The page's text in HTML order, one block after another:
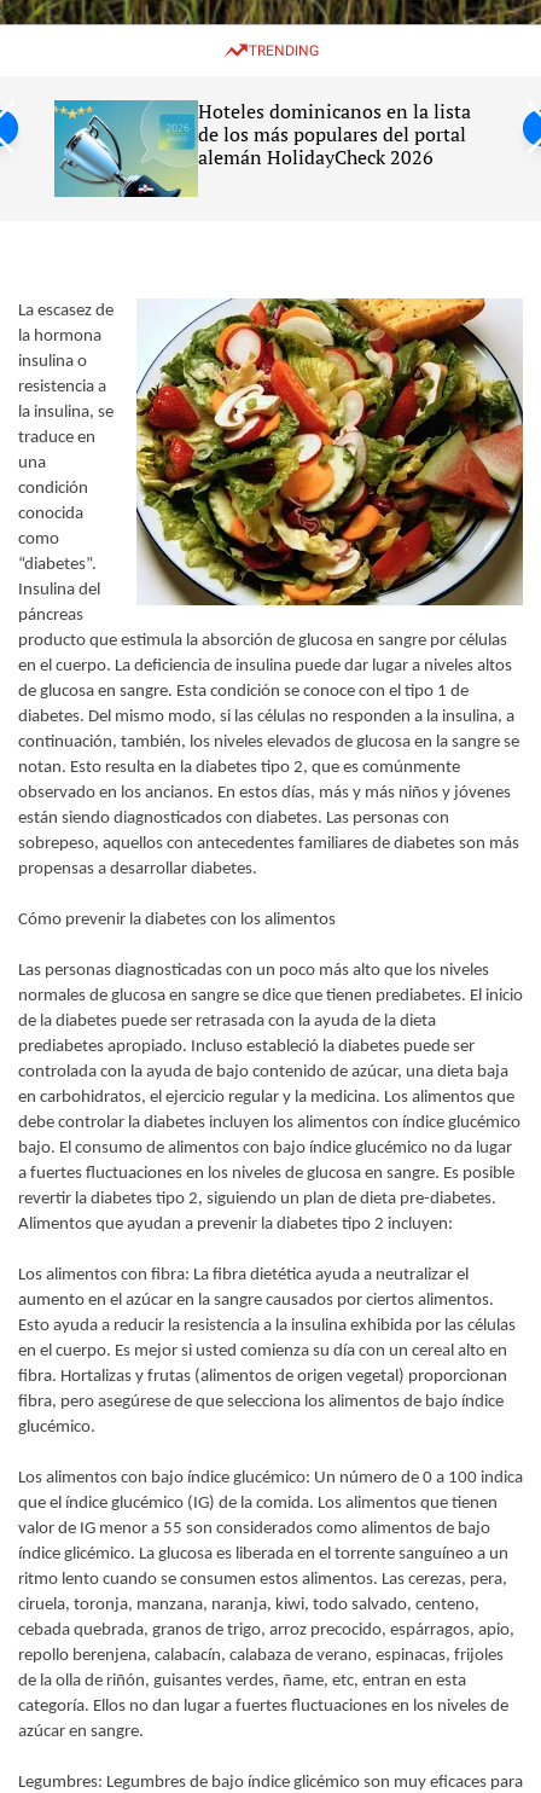
w
c
o
l
e
e
TRENDING
Hoteles dominicanos en la lista
de los más populares del portal
alemán HolidayCheck 2026
La escasez de
la hormona
insulina o
resistencia a
la insulina, se
traduce en
una
condición
conocida
como
“diabetes”.
Insulina del
páncreas
producto que estimula la absorción de glucosa en sangre por células
en el cuerpo. La deficiencia de insulina puede dar lugar a niveles altos
de glucosa en sangre. Esta condición se conoce con el tipo 1 de
diabetes. Del mismo modo, si las células no responden a la insulina, a
continuación, también, los niveles elevados de glucosa en la sangre se
notan. Esto resulta en la diabetes tipo 2, que es comúnmente
observado en los ancianos. En estos días, más y más niños y jóvenes
están siendo diagnosticados con diabetes. Las personas con
sobrepeso, aquellos con antecedentes familiares de diabetes son más
propensas a desarrollar diabetes.
Cómo prevenir la diabetes con los alimentos
Las personas diagnosticadas con un poco más alto que los niveles
normales de glucosa en sangre se dice que tienen prediabetes. El inicio
de la diabetes puede ser retrasada con la ayuda de la dieta
prediabetes apropiado. Incluso estableció la diabetes puede ser
controlada con la ayuda de bajo contenido de azúcar, una dieta baja
en carbohidratos, el ejercicio regular y la medicina. Los alimentos que
debe controlar la diabetes incluyen los alimentos con índice glucémico
bajo. El consumo de alimentos con bajo índice glucémico no da lugar
a fuertes fluctuaciones en los niveles de glucosa en sangre. Es posible
revertir la diabetes tipo 2, siguiendo un plan de dieta pre-diabetes.
Alimentos que ayudan a prevenir la diabetes tipo 2 incluyen:
Los alimentos con fibra: La fibra dietética ayuda a neutralizar el
aumento en el azúcar en la sangre causados ​​por ciertos alimentos.
Esto ayuda a reducir la resistencia a la insulina exhibida por las células
en el cuerpo. Es mejor si usted comienza su día con un cereal alto en
fibra. Hortalizas y frutas (alimentos de origen vegetal) proporcionan
fibra, pero asegúrese de que selecciona los alimentos de bajo índice
glucémico.
Los alimentos con bajo índice glucémico: Un número de 0 a 100 indica
que el índice glucémico (IG) de la comida. Los alimentos que tienen
valor de IG menor a 55 son considerados como alimentos de bajo
índice glicémico. La glucosa es liberada en el torrente sanguíneo a un
ritmo lento cuando se consumen estos alimentos. Las cerezas, pera,
ciruela, toronja, manzana, naranja, kiwi, todo salvado, centeno,
cebada quebrada, granos de trigo, arroz precocido, espárragos, apio,
repollo berenjena, calabacín, calabaza de verano, espinacas, frijoles
de la olla de riñón, guisantes verdes, ñame, etc, entran en esta
categoría. Ellos no dan lugar a fuertes fluctuaciones en los niveles de
azúcar en sangre.
Legumbres: Legumbres de bajo índice glicémico son muy eficaces para